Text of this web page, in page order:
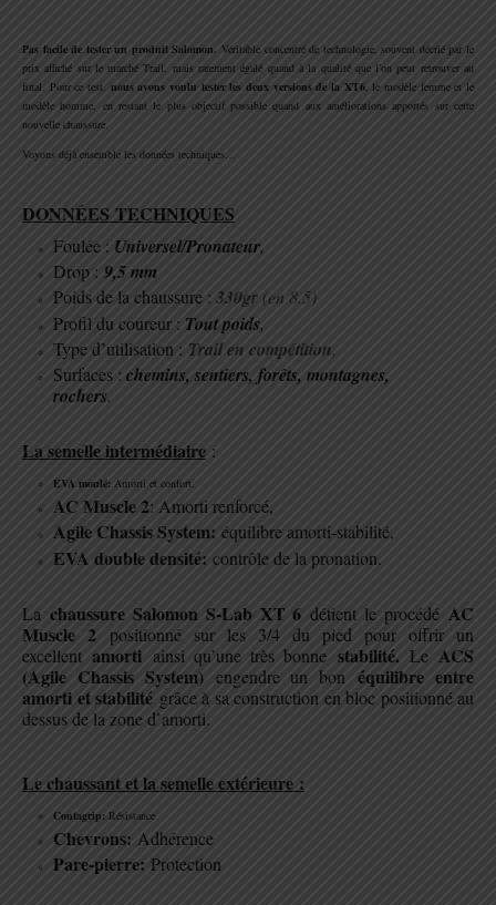
Pas facile de tester un produit Salomon. Véritable concentré de technologie, souvent décrié par le
prix affiché sur le marché Trail, mais rarement égalé quand à la qualité que l’on peut retrouver au
final. Pour ce test, nous avons voulu tester les deux versions de la XT6, le modèle femme et le
modèle homme, en restant le plus objectif possible quand aux améliorations apportés sur cette
nouvelle chaussure.
Voyons déjà ensemble les données techniques…
DONNÉES TECHNIQUES
Foulée : Universel/Pronateur,
Drop : 9,5 mm
Poids de la chaussure :330gr (en 8.5)
Profil du coureur : Tout poids,
Type d’utilisation : Trail en compétition,
Surfaces :chemins, sentiers, forêts, montagnes,
rochers.
La semelle intermédiaire :
EVA moulé: Amorti et confort,
AC Muscle 2: Amorti renforcé,
Agile Chassis System: équilibre amorti-stabilité,
EVA double densité: contrôle de la pronation.
La chaussure Salomon S-Lab XT 6 détient le procédé AC
Muscle 2 positionné sur les 3/4 du pied pour offrir un
excellentamorti ainsi qu’une très bonne stabilité. LeACS
(Agile Chassis System) engendre un bon équilibre entre
amorti et stabilité grâce à sa construction en bloc positionné au
dessus de la zone d’amorti.
Le chaussant et la semelle extérieure :
Contagrip: Résistance
Chevrons: Adhérence
Pare-pierre: Protection